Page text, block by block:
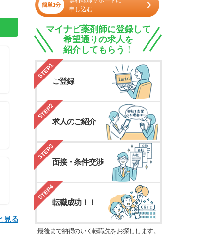
見る
簡単1分
申し込む
マイナビ薬剤師に登録して
希望通りの求人を
紹介してもらう！
STEP1
ご登録
STEP2
求人のご紹介
STEP3
面接・条件交渉
STEP4
転職成功！！
最後まで納得のいく転職先をお探しします。